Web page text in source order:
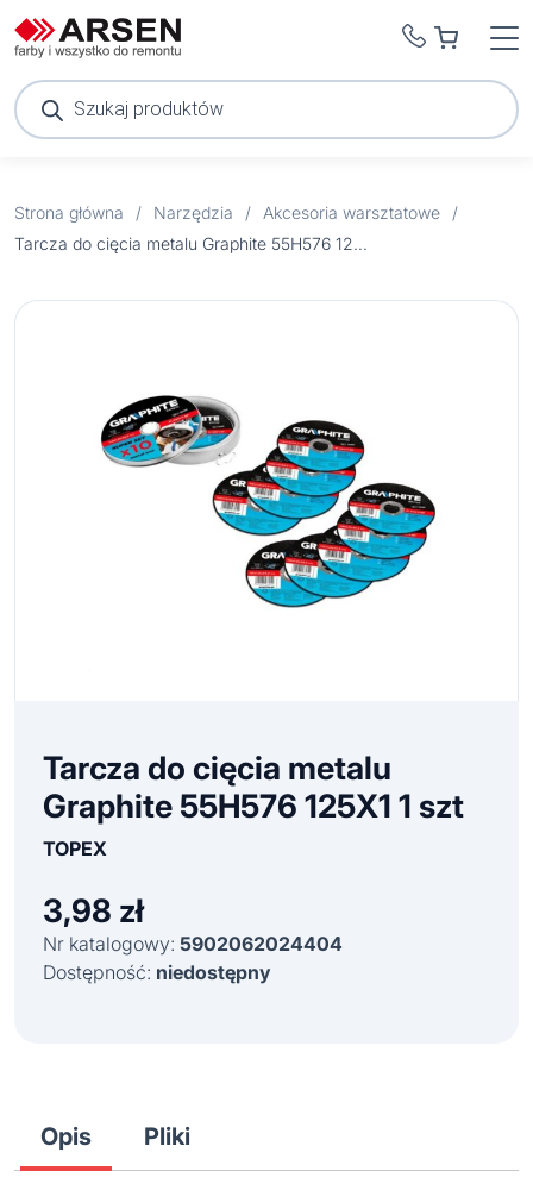
Wyszukiwarka
produktów
Strona główna / Narzędzia / Akcesoria warsztatowe
/
Tarcza do cięcia metalu Graphite 55H576 125X1 1 szt
Tarcza do cięcia metalu
Graphite 55H576 125X1 1 szt
TOPEX
3,98 zł
Nr katalogowy: 5902062024404
Dostępność: niedostępny
Opis Pliki